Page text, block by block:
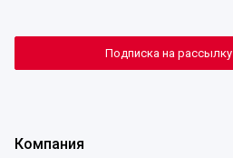
Подписка на рассылку
Компания